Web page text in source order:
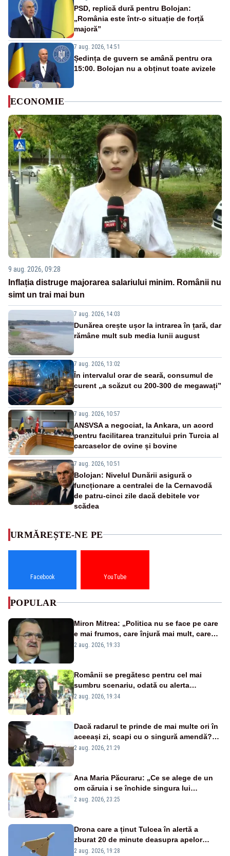
PSD, replică dură pentru Bolojan:
„România este într-o situație de forță
majoră”
7 aug. 2026, 14:51
Ședința de guvern se amână pentru ora
15:00. Bolojan nu a obținut toate avizele
ECONOMIE
9 aug. 2026, 09:28
Inflația distruge majorarea salariului minim. Românii nu
simt un trai mai bun
7 aug. 2026, 14:03
Dunărea crește ușor la intrarea în țară, dar
rămâne mult sub media lunii august
7 aug. 2026, 13:02
În intervalul orar de seară, consumul de
curent „a scăzut cu 200-300 de megawați”
7 aug. 2026, 10:57
ANSVSA a negociat, la Ankara, un acord
pentru facilitarea tranzitului prin Turcia al
carcaselor de ovine și bovine
7 aug. 2026, 10:51
Bolojan: Nivelul Dunării asigură o
funcționare a centralei de la Cernavodă
de patru-cinci zile dacă debitele vor
scădea
URMĂREȘTE-NE PE
Facebook YouTube
POPULAR
Miron Mitrea: „Politica nu se face pe care
e mai frumos, care înjură mai mult, care
țipă mai tare, ci pe proiecte”
2 aug. 2026, 19:33
Românii se pregătesc pentru cel mai
sumbru scenariu, odată cu alerta
energetică
2 aug. 2026, 19:34
Dacă radarul te prinde de mai multe ori în
aceeași zi, scapi cu o singură amendă?
Ce spune legea
2 aug. 2026, 21:29
Ana Maria Păcuraru: „Ce se alege de un
om căruia i se închide singura lui
portiță?”
2 aug. 2026, 23:25
Drona care a ținut Tulcea în alertă a
zburat 20 de minute deasupra apelor
României. Au fost ridicate două F-16
2 aug. 2026, 19:28